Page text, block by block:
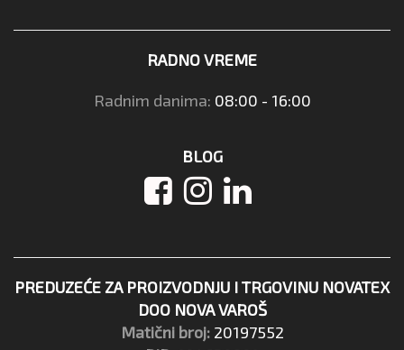
RADNO VREME
Radnim danima: 08:00 - 16:00
BLOG
PREDUZEĆE ZA PROIZVODNJU I TRGOVINU NOVATEX
DOO NOVA VAROŠ
Matični broj: 20197552